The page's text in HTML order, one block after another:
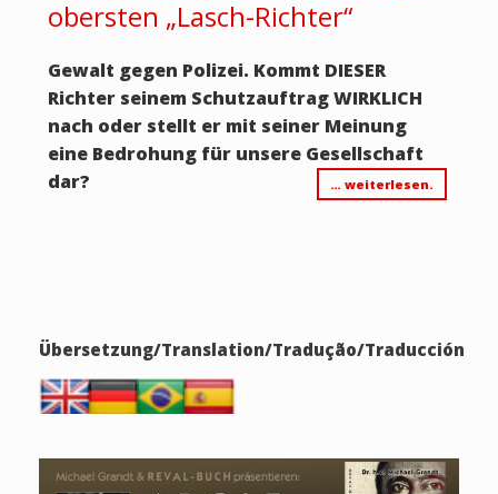
obersten „Lasch-Richter“
Gewalt gegen Polizei. Kommt DIESER
Richter seinem Schutzauftrag WIRKLICH
nach oder stellt er mit seiner Meinung
eine Bedrohung für unsere Gesellschaft
dar?
… weiterlesen.
Übersetzung/Translation/Tradução/Traducción